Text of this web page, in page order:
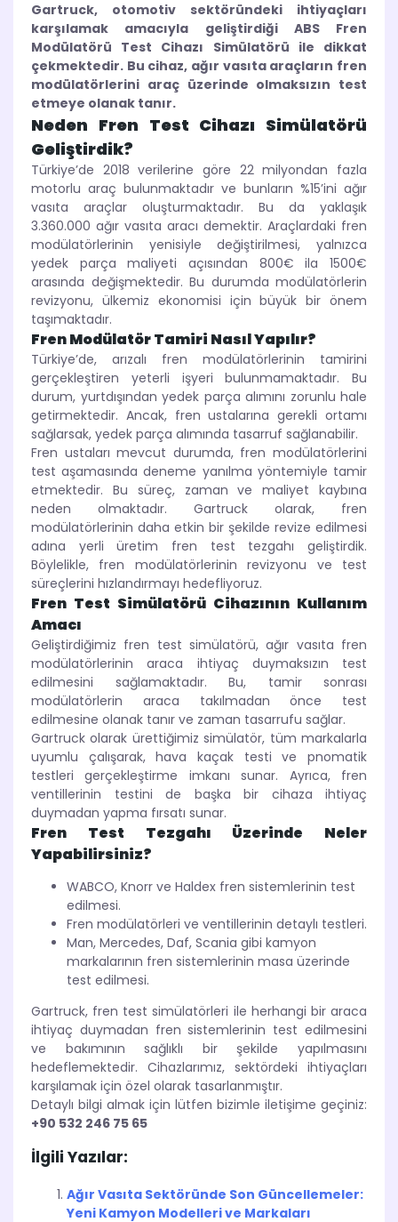
Gartruck, otomotiv sektöründeki ihtiyaçları
karşılamak amacıyla geliştirdiği ABS Fren
Modülatörü Test Cihazı Simülatörü ile dikkat
çekmektedir. Bu cihaz, ağır vasıta araçların fren
modülatörlerini araç üzerinde olmaksızın test
etmeye olanak tanır.
Neden Fren Test Cihazı Simülatörü
Geliştirdik?
Türkiye’de 2018 verilerine göre 22 milyondan fazla
motorlu araç bulunmaktadır ve bunların %15’ini ağır
vasıta araçlar oluşturmaktadır. Bu da yaklaşık
3.360.000 ağır vasıta aracı demektir. Araçlardaki fren
modülatörlerinin yenisiyle değiştirilmesi, yalnızca
yedek parça maliyeti açısından 800€ ila 1500€
arasında değişmektedir. Bu durumda modülatörlerin
revizyonu, ülkemiz ekonomisi için büyük bir önem
taşımaktadır.
Fren Modülatör Tamiri Nasıl Yapılır?
Türkiye’de, arızalı fren modülatörlerinin tamirini
gerçekleştiren yeterli işyeri bulunmamaktadır. Bu
durum, yurtdışından yedek parça alımını zorunlu hale
getirmektedir. Ancak, fren ustalarına gerekli ortamı
sağlarsak, yedek parça alımında tasarruf sağlanabilir.
Fren ustaları mevcut durumda, fren modülatörlerini
test aşamasında deneme yanılma yöntemiyle tamir
etmektedir. Bu süreç, zaman ve maliyet kaybına
neden olmaktadır. Gartruck olarak, fren
modülatörlerinin daha etkin bir şekilde revize edilmesi
adına yerli üretim fren test tezgahı geliştirdik.
Böylelikle, fren modülatörlerinin revizyonu ve test
süreçlerini hızlandırmayı hedefliyoruz.
Fren Test Simülatörü Cihazının Kullanım
Amacı
Geliştirdiğimiz fren test simülatörü, ağır vasıta fren
modülatörlerinin araca ihtiyaç duymaksızın test
edilmesini sağlamaktadır. Bu, tamir sonrası
modülatörlerin araca takılmadan önce test
edilmesine olanak tanır ve zaman tasarrufu sağlar.
Gartruck olarak ürettiğimiz simülatör, tüm markalarla
uyumlu çalışarak, hava kaçak testi ve pnomatik
testleri gerçekleştirme imkanı sunar. Ayrıca, fren
ventillerinin testini de başka bir cihaza ihtiyaç
duymadan yapma fırsatı sunar.
Fren Test Tezgahı Üzerinde Neler
Yapabilirsiniz?
WABCO, Knorr ve Haldex fren sistemlerinin test
edilmesi.
Fren modülatörleri ve ventillerinin detaylı testleri.
Man, Mercedes, Daf, Scania gibi kamyon
markalarının fren sistemlerinin masa üzerinde
test edilmesi.
Gartruck, fren test simülatörleri ile herhangi bir araca
ihtiyaç duymadan fren sistemlerinin test edilmesini
ve bakımının sağlıklı bir şekilde yapılmasını
hedeflemektedir. Cihazlarımız, sektördeki ihtiyaçları
karşılamak için özel olarak tasarlanmıştır.
Detaylı bilgi almak için lütfen bizimle iletişime geçiniz:
+90 532 246 75 65
İlgili Yazılar:
Ağır Vasıta Sektöründe Son Güncellemeler:
Yeni Kamyon Modelleri ve Markaları